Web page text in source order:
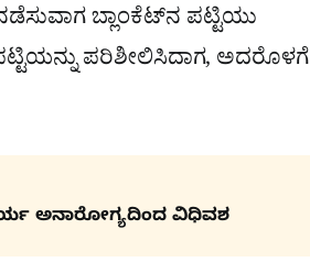
ಬ್ಲಾಂಕೆಟ್‌ನ ಪಟ್ಟಿಯು
ಪರಿಶೀಲಿಸಿದಾಗ, ಅದರೊಳಗೆ
ಅನಾರೋಗ್ಯದಿಂದ ವಿಧಿವಶ